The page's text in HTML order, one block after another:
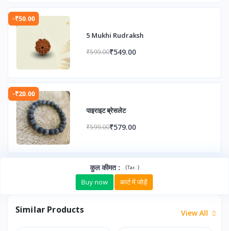
-₹50.00
5 Mukhi Rudraksh
₹599.00₹549.00
-₹20.00
पाइराइट ब्रेसलेट
₹599.00₹579.00
कुल कीमत: (Tax :)
Buy now कार्ट में जोड़ें
Similar Products View All